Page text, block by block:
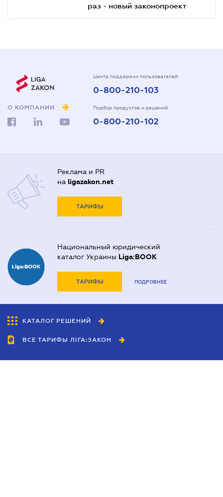
раз - новый законопроект
О КОМПАНИИ
Центр поддержки пользователей
0-800-210-103
Подбор продуктов и решений
0-800-210-102
Реклама и PR
на ligazakon.net
ТАРИФЫ
Национальный юридический
каталог Украины Liga:BOOK
ТАРИФЫ ПОДРОБНЕЕ
КАТАЛОГ РЕШЕНИЙ
ВСЕ ТАРИФЫ ЛІГА:ЗАКОН